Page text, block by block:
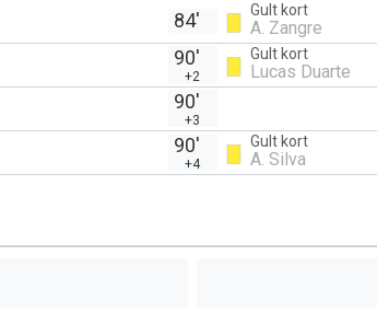
84'
Gult kort
A. Zangre
90'
+2
Gult kort
Lucas Duarte
90'
+3
90'
+4
Gult kort
A. Silva